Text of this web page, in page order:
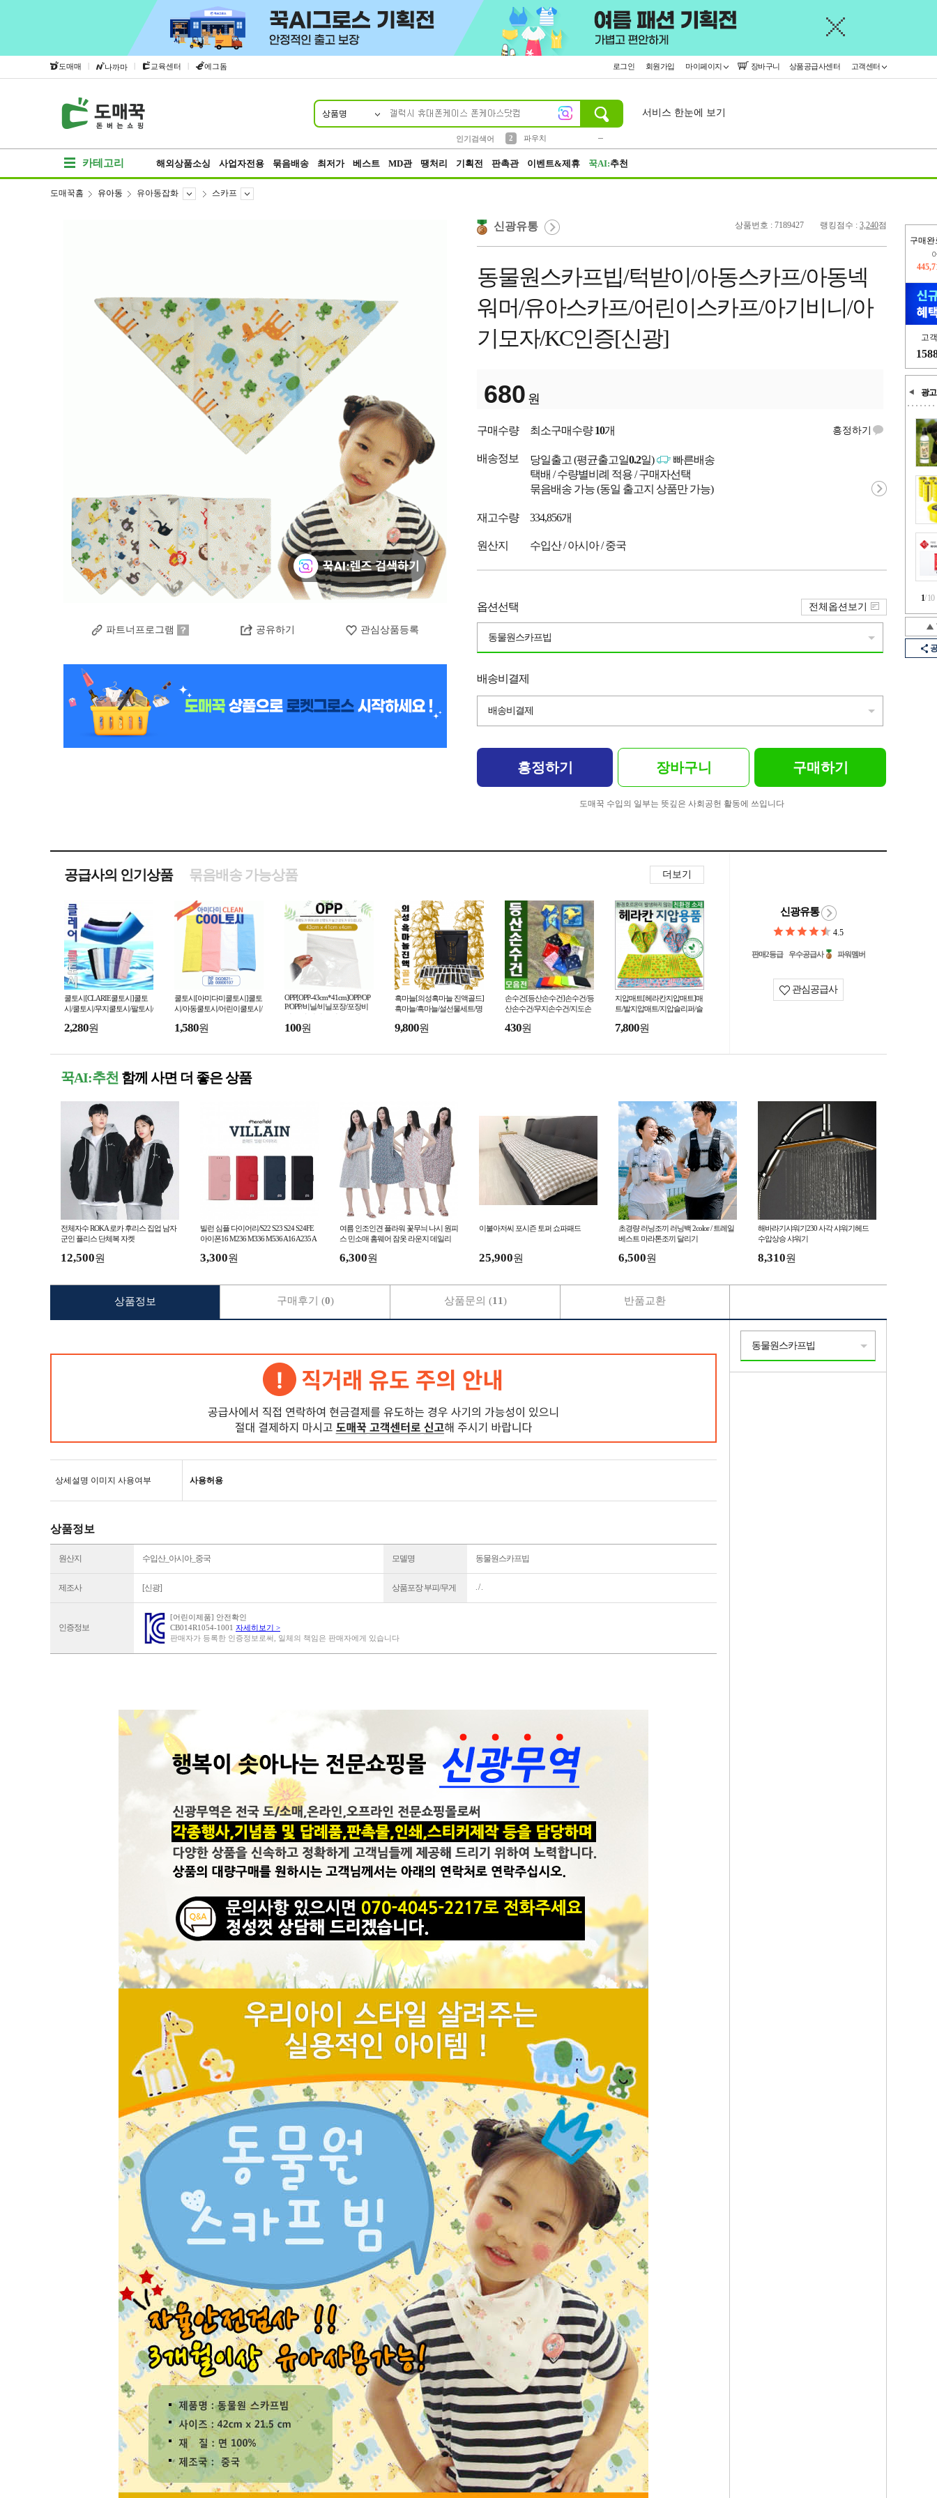
도매매 | 나까마 | 교육센터 | 에그돔 로그인 회원가입 마이페이지 장바구니 상품공급사센터 고객센터
상품명
인기검색어
2
파우치
서비스 한눈에 보기
카테고리 해외상품소싱 사업자전용 묶음배송 최저가 베스트 MD관 땡처리 기획전 판촉관 이벤트&제휴 꾹AI:추천
구매완
오
고
광고
1/10
도매꾹홈 유아동 유아동잡화 스카프
파트너프로그램 공유하기 관심상품등록
상품번호 : 7189427 랭킹점수 : 3,240점
신광유통
동물원스카프빕/턱받이/아동스카프/아동넥
워머/유아스카프/어린이스카프/아기비니/아
기모자/KC인증[신광]
680 원
구매수량 최소구매수량10개 흥정하기
배송정보 당일출고 (평균출고일0.2일)
빠른배송
택배 / 수량별비례 적용 / 구매자선택
묶음배송 가능 (동일 출고지 상품만 가능)
재고수량 334,856개
원산지 수입산 / 아시아 / 중국
옵션선택
동물원스카프빕
전체옵션보기
배송비결제
배송비결제
흥정하기 장바구니 구매하기
도매꾹 수입의 일부는 뜻깊은 사회공헌 활동에 쓰입니다
공급사의 인기상품 더보기
묶음배송 가능상품
쿨토시[CLARIE쿨토시]쿨토
시/쿨토시/무지쿨토시/팔토시/
국산/인쇄가능[신광]
2,280원
쿨토시[아미다미쿨토시]쿨토
시/아동쿨토시/어린이쿨토시/
인쇄가능[신광]
1,580원
OPP[OPP-43cm*41cm]OPP/OP
P/OPP/비닐/비닐포장/포장비
닐/포장/비닐/두꺼운 두께/고
급형[신광]
100원
흑마늘[의성흑마늘 진액골드]
흑마늘/흑마늘/설선물세트/명
선물/선물세트[신광]
9,800원
손수건[등산손수건]손수건/등
산손수건/무지손수건/지도손
스카프/인쇄가능/신광
430원
지압매트[헤라칸지압매트]매
트/발지압매트/지압슬리퍼/슬
으키기[신광]
7,800원
신광유통
4.5
판매2등급 우수공급사 파워멤버
관심공급사
꾹AI:추천 함께 사면 더 좋은 상품
전체자수 ROKA 로카 후리스 집업 남자
군인 플리스 단체복 자켓
12,500원
빌런 심플 다이어리/S22 S23 S24 S24FE
아이폰16 M236 M336 M536 A16 A235 A
3,300원
여름 인조인견 플라워 꽃무늬 나시 원피
스 민소매 홈웨어 잠옷 라운지 데일리
6,300원
이불아저씨 포시즌 토퍼 쇼파패드
25,900원
초경량 러닝조끼 러닝백 2color / 트레일
베스트 마라톤조끼 달리기
6,500원
해바라기샤워기230 사각 샤워기헤드
수압상승 샤워기
8,310원
상세설명 이미지 사용여부 사용허용
상품정보
원산지 수입산_아시아_중국 모델명 동물원스카프빕
제조사 [신광] 상품포장 부피/무게 . / .
인증정보
[어린이제품] 안전확인
CB014R1054-1001 자세히보기 >
판매자가 등록한 인증정보로써, 일체의 책임은 판매자에게 있습니다
상품정보 구매후기 (0) 상품문의 (11) 반품교환
동물원스카프빕